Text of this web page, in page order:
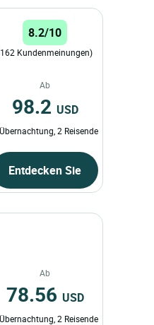
8.2/10
Kundenmeinungen)
Ab
98.2 USD
2 Reisende
Entdecken Sie
Ab
78.56 USD
2 Reisende